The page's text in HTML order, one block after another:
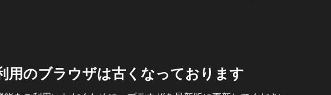
用のブラウザは古くなっております